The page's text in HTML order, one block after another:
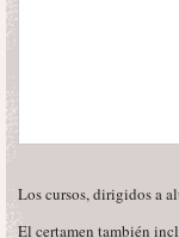
Los cursos, dirigidos a
El certamen también